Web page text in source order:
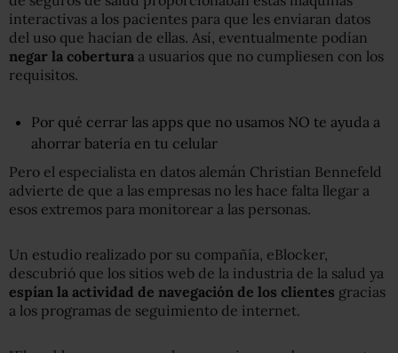
interactivas a los pacientes para que les enviaran datos
del uso que hacían de ellas. Así, eventualmente podían
negar la cobertura a usuarios que no cumpliesen con los
requisitos.
Por qué cerrar las apps que no usamos NO te ayuda a
ahorrar batería en tu celular
Pero el especialista en datos alemán Christian Bennefeld
advierte de que a las empresas no les hace falta llegar a
esos extremos para monitorear a las personas.
Un estudio realizado por su compañía, eBlocker,
descubrió que los sitios web de la industria de la salud ya
espían la actividad de navegación de los clientes gracias
a los programas de seguimiento de internet.